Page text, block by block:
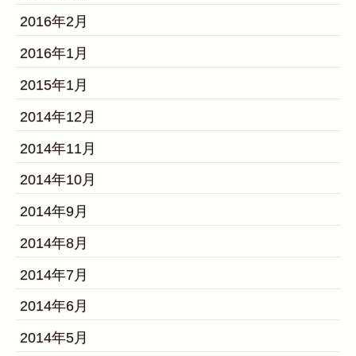
2016年2月
2016年1月
2015年1月
2014年12月
2014年11月
2014年10月
2014年9月
2014年8月
2014年7月
2014年6月
2014年5月